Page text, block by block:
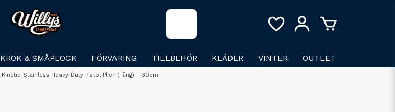
KROK & SMÅPLOCK FÖRVARING TILLBEHÖR KLÄDER VINTER OUTLET
Kinetic Stainless Heavy Duty Pistol Plier (Tång) - 30cm